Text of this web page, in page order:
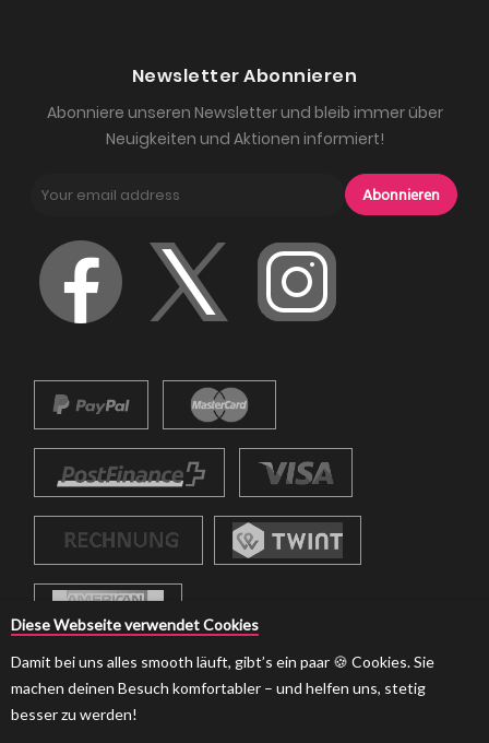
Newsletter Abonnieren
Abonniere unseren Newsletter und bleib immer über
Neuigkeiten und Aktionen informiert!
Abonnieren
© 2026 strumpf-boutique.ch
Diese Webseite verwendet Cookies
Damit bei uns alles smooth läuft, gibt’s ein paar 🍪 Cookies. Sie
machen deinen Besuch komfortabler – und helfen uns, stetig
besser zu werden!